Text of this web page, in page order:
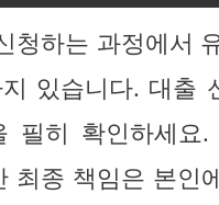
청하는 과정에서
있습니다. 대출
필히 확인하세요
최종 책임은 본인